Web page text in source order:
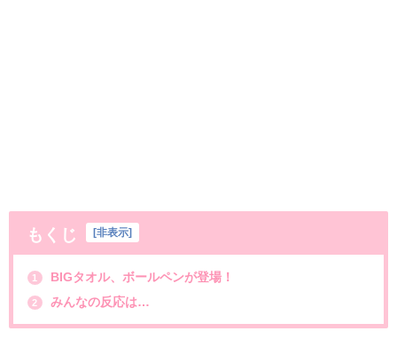
もくじ 非表示
1 BIGタオル、ボールペンが登場！
2 みんなの反応は…